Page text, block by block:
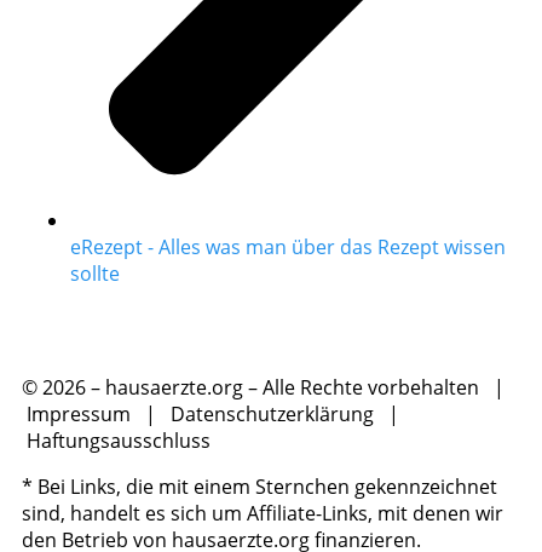
eRezept - Alles was man über das Rezept wissen
sollte
© 2026 – hausaerzte.org – Alle Rechte vorbehalten |
Impressum | Datenschutzerklärung |
Haftungsausschluss
* Bei Links, die mit einem Sternchen gekennzeichnet
sind, handelt es sich um Affiliate-Links, mit denen wir
den Betrieb von hausaerzte.org finanzieren.